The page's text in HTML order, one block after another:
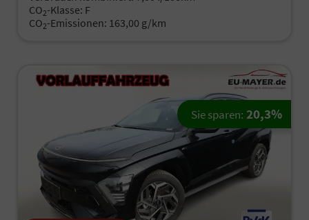
CO2-Klasse: F
CO2-Emissionen: 163,00 g/km
Sie sparen: 20,3%